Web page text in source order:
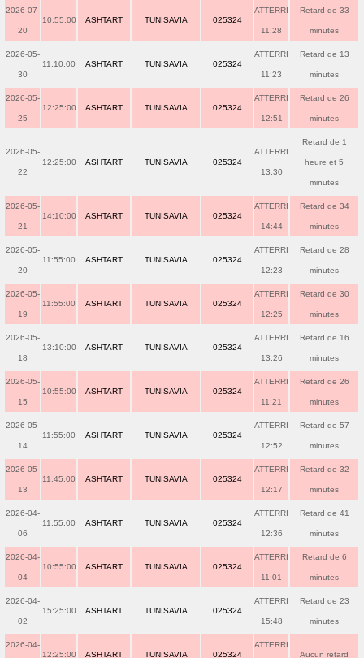
2026-07-
20
10:55:00 ASHTART TUNISAVIA 025324
ATTERRI
11:28
Retard de 33
minutes
2026-05-
30
11:10:00 ASHTART TUNISAVIA 025324
ATTERRI
11:23
Retard de 13
minutes
2026-05-
25
12:25:00 ASHTART TUNISAVIA 025324
ATTERRI
12:51
Retard de 26
minutes
2026-05-
22
12:25:00 ASHTART TUNISAVIA 025324
ATTERRI
13:30
Retard de 1
heure et 5
minutes
2026-05-
21
14:10:00 ASHTART TUNISAVIA 025324
ATTERRI
14:44
Retard de 34
minutes
2026-05-
20
11:55:00 ASHTART TUNISAVIA 025324
ATTERRI
12:23
Retard de 28
minutes
2026-05-
19
11:55:00 ASHTART TUNISAVIA 025324
ATTERRI
12:25
Retard de 30
minutes
2026-05-
18
13:10:00 ASHTART TUNISAVIA 025324
ATTERRI
13:26
Retard de 16
minutes
2026-05-
15
10:55:00 ASHTART TUNISAVIA 025324
ATTERRI
11:21
Retard de 26
minutes
2026-05-
14
11:55:00 ASHTART TUNISAVIA 025324
ATTERRI
12:52
Retard de 57
minutes
2026-05-
13
11:45:00 ASHTART TUNISAVIA 025324
ATTERRI
12:17
Retard de 32
minutes
2026-04-
06
11:55:00 ASHTART TUNISAVIA 025324
ATTERRI
12:36
Retard de 41
minutes
2026-04-
04
10:55:00 ASHTART TUNISAVIA 025324
ATTERRI
11:01
Retard de 6
minutes
2026-04-
02
15:25:00 ASHTART TUNISAVIA 025324
ATTERRI
15:48
Retard de 23
minutes
2026-04-
12:25:00 ASHTART TUNISAVIA 025324
ATTERRI
Aucun retard